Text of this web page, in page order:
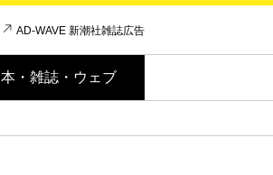
AD-WAVE 新潮社雑誌広告
本・雑誌・ウェブ